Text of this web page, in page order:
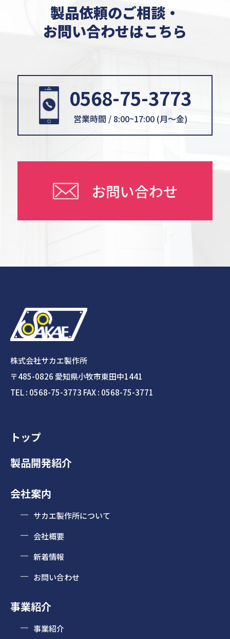
製品依頼のご相談・
お問い合わせはこちら
0568-75-3773
営業時間 / 8:00~17:00 (月〜金)
お問い合わせ
株式会社サカエ製作所
〒485-0826 愛知県小牧市東田中1441
TEL : 0568-75-3773 FAX : 0568-75-3771
トップ
製品開発紹介
会社案内
サカエ製作所について
会社概要
新着情報
お問い合わせ
事業紹介
事業紹介